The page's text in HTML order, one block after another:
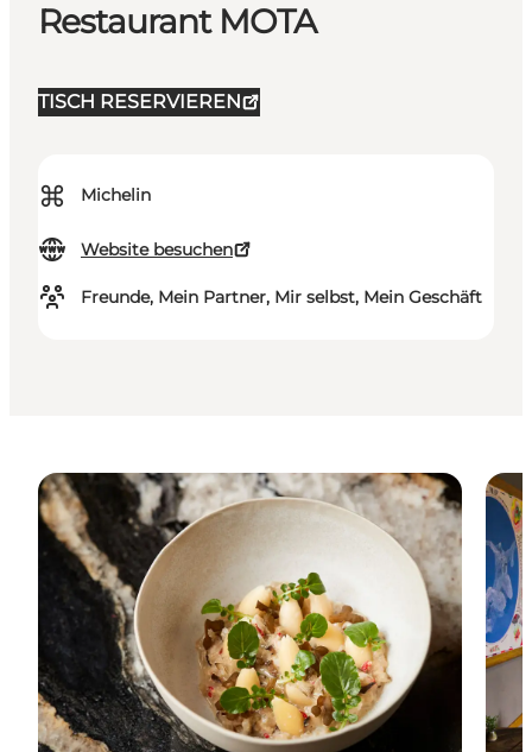
Restaurant MOTA
TISCH RESERVIEREN
⌘ Michelin
Website besuchen
Freunde, Mein Partner, Mir selbst, Mein Geschäft